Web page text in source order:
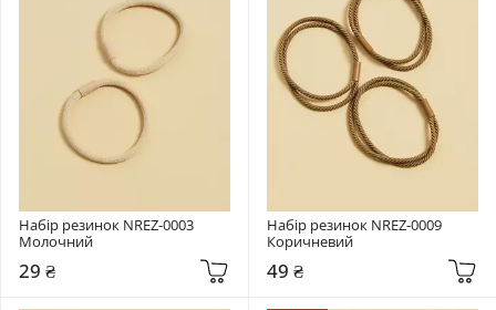
Набір резинок NREZ-0003
Молочний
29 ₴
Набір резинок NREZ-0009
Коричневий
49 ₴